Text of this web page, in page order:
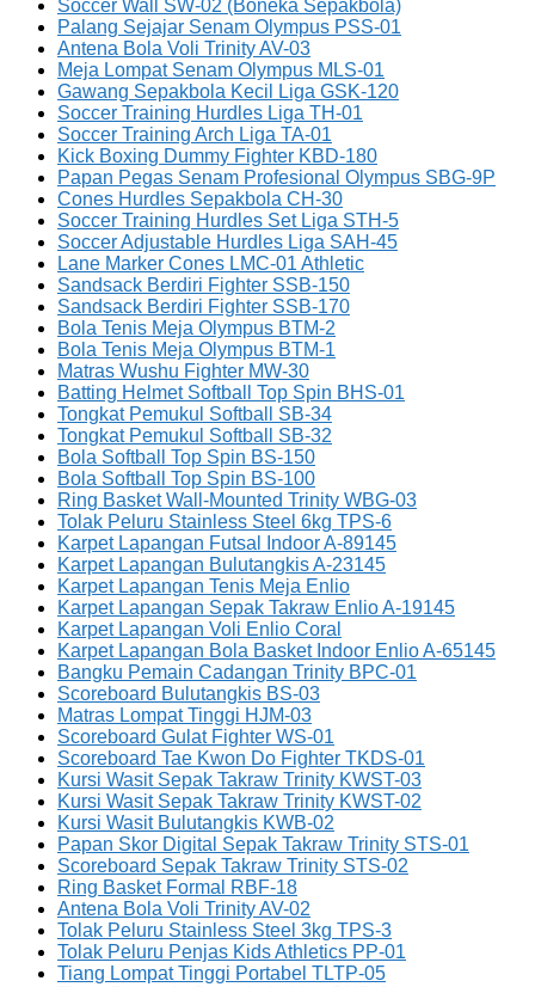
Soccer Wall SW-02 (Boneka Sepakbola)
Palang Sejajar Senam Olympus PSS-01
Antena Bola Voli Trinity AV-03
Meja Lompat Senam Olympus MLS-01
Gawang Sepakbola Kecil Liga GSK-120
Soccer Training Hurdles Liga TH-01
Soccer Training Arch Liga TA-01
Kick Boxing Dummy Fighter KBD-180
Papan Pegas Senam Profesional Olympus SBG-9P
Cones Hurdles Sepakbola CH-30
Soccer Training Hurdles Set Liga STH-5
Soccer Adjustable Hurdles Liga SAH-45
Lane Marker Cones LMC-01 Athletic
Sandsack Berdiri Fighter SSB-150
Sandsack Berdiri Fighter SSB-170
Bola Tenis Meja Olympus BTM-2
Bola Tenis Meja Olympus BTM-1
Matras Wushu Fighter MW-30
Batting Helmet Softball Top Spin BHS-01
Tongkat Pemukul Softball SB-34
Tongkat Pemukul Softball SB-32
Bola Softball Top Spin BS-150
Bola Softball Top Spin BS-100
Ring Basket Wall-Mounted Trinity WBG-03
Tolak Peluru Stainless Steel 6kg TPS-6
Karpet Lapangan Futsal Indoor A-89145
Karpet Lapangan Bulutangkis A-23145
Karpet Lapangan Tenis Meja Enlio
Karpet Lapangan Sepak Takraw Enlio A-19145
Karpet Lapangan Voli Enlio Coral
Karpet Lapangan Bola Basket Indoor Enlio A-65145
Bangku Pemain Cadangan Trinity BPC-01
Scoreboard Bulutangkis BS-03
Matras Lompat Tinggi HJM-03
Scoreboard Gulat Fighter WS-01
Scoreboard Tae Kwon Do Fighter TKDS-01
Kursi Wasit Sepak Takraw Trinity KWST-03
Kursi Wasit Sepak Takraw Trinity KWST-02
Kursi Wasit Bulutangkis KWB-02
Papan Skor Digital Sepak Takraw Trinity STS-01
Scoreboard Sepak Takraw Trinity STS-02
Ring Basket Formal RBF-18
Antena Bola Voli Trinity AV-02
Tolak Peluru Stainless Steel 3kg TPS-3
Tolak Peluru Penjas Kids Athletics PP-01
Tiang Lompat Tinggi Portabel TLTP-05